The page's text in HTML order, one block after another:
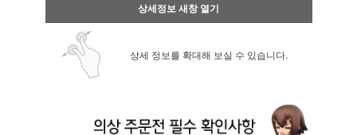
상세정보 새창 열기
상세 정보를 확대해 보실 수 있습니다.